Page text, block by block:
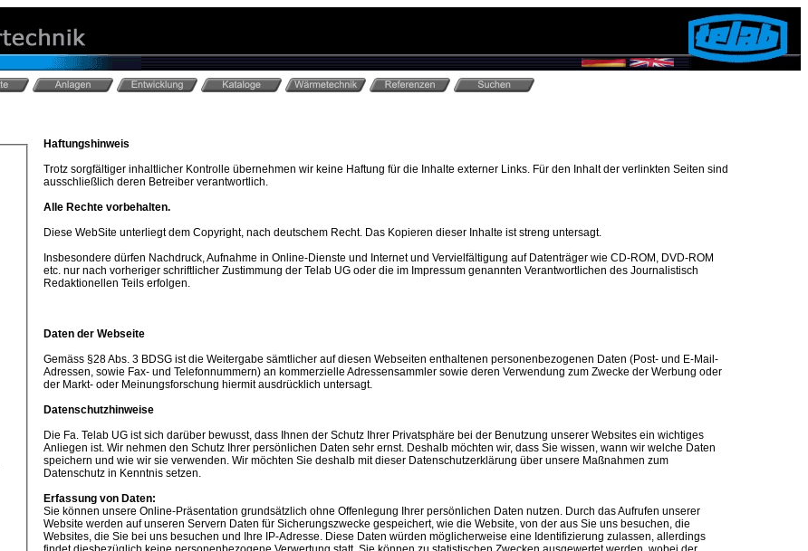
Haftungshinweis
Trotz sorgfältiger inhaltlicher Kontrolle übernehmen wir keine Haftung für die Inhalte externer Links. Für den Inhalt der verlinkten Seiten sind
ausschließlich deren Betreiber verantwortlich.
Alle Rechte vorbehalten.
Diese WebSite unterliegt dem Copyright, nach deutschem Recht. Das Kopieren dieser Inhalte ist streng untersagt.
Insbesondere dürfen Nachdruck, Aufnahme in Online-Dienste und Internet und Vervielfältigung auf Datenträger wie CD-ROM, DVD-ROM
etc. nur nach vorheriger schriftlicher Zustimmung der Telab UG oder die im Impressum genannten Verantwortlichen des Journalistisch
Redaktionellen Teils erfolgen.
Daten der Webseite
Gemäss §28 Abs. 3 BDSG ist die Weitergabe sämtlicher auf diesen Webseiten enthaltenen personenbezogenen Daten (Post- und E-Mail-
Adressen, sowie Fax- und Telefonnummern) an kommerzielle Adressensammler sowie deren Verwendung zum Zwecke der Werbung oder
der Markt- oder Meinungsforschung hiermit ausdrücklich untersagt.
Datenschutzhinweise
Die Fa. Telab UG ist sich darüber bewusst, dass Ihnen der Schutz Ihrer Privatsphäre bei der Benutzung unserer Websites ein wichtiges
Anliegen ist. Wir nehmen den Schutz Ihrer persönlichen Daten sehr ernst. Deshalb möchten wir, dass Sie wissen, wann wir welche Daten
speichern und wie wir sie verwenden. Wir möchten Sie deshalb mit dieser Datenschutzerklärung über unsere Maßnahmen zum
Datenschutz in Kenntnis setzen.
Erfassung von Daten:
Sie können unsere Online-Präsentation grundsätzlich ohne Offenlegung Ihrer persönlichen Daten nutzen. Durch das Aufrufen unserer
Website werden auf unseren Servern Daten für Sicherungszwecke gespeichert, wie die Website, von der aus Sie uns besuchen, die
Websites, die Sie bei uns besuchen und Ihre IP-Adresse. Diese Daten würden möglicherweise eine Identifizierung zulassen, allerdings